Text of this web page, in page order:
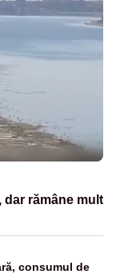
dar rămâne mult
consumul de